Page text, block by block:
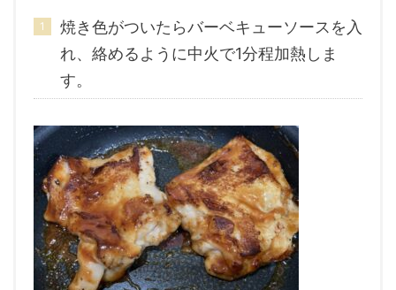
焼き色がついたらバーベキューソースを入
れ、絡めるように中火で1分程加熱しま
す。